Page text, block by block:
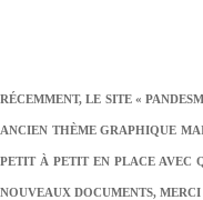
RÉCEMMENT, LE SITE «
ANCIEN THÈME GRAPHIQUE
PETIT À PETIT EN PLACE AVEC
NOUVEAUX DOCUMENTS,